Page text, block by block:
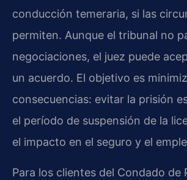
conducción temeraria, si las
permiten. Aunque el tribunal no
negociaciones, el juez puede
un acuerdo. El objetivo es
consecuencias: evitar la prisión
el período de suspensión de la
el impacto en el seguro y el
Para los clientes del Condado de